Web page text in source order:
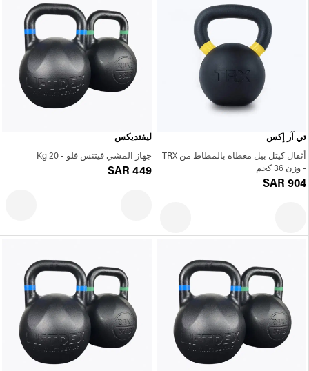
تي آر إكس
أثقال كيتل بيل مغطاة بالمطاط من TRX
- وزن 36 كجم
SAR 904
ليفتديكس
جهاز المشي فيتنس فلو - 20 Kg
SAR 449